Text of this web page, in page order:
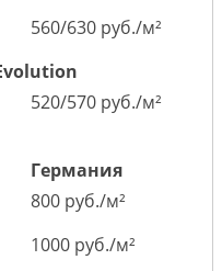
560/630 руб./м²
520/570 руб./м²
Германия
800 руб./м²
1000 руб./м²